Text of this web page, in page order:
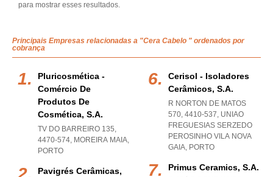
para mostrar esses resultados.
Principais Empresas relacionadas a "Cera Cabelo " ordenados por
cobrança
Pluricosmética -
Comércio De
Produtos De
Cosmética, S.a.
TV DO BARREIRO 135,
4470-574, MOREIRA MAIA,
PORTO
Pavigrés Cerâmicas,
Cerisol - Isoladores
Cerâmicos, S.a.
R NORTON DE MATOS
570, 4410-537, UNIAO
FREGUESIAS SERZEDO
PEROSINHO VILA NOVA
GAIA, PORTO
Primus Ceramics, S.a.